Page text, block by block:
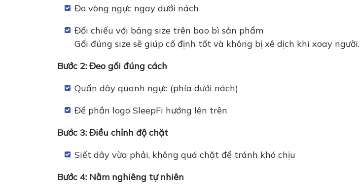
Đo vòng ngực ngay dưới nách
Đối chiếu với bảng size trên bao bì sản phẩm
Gối đúng size sẽ giúp cố định tốt và không bị xê dịch khi xoay người.
Bước 2: Đeo gối đúng cách
Quấn dây quanh ngực (phía dưới nách)
Để phần logo SleepFi hướng lên trên
Bước 3: Điều chỉnh độ chặt
Siết dây vừa phải, không quá chặt để tránh khó chịu
Bước 4: Nằm nghiêng tự nhiên